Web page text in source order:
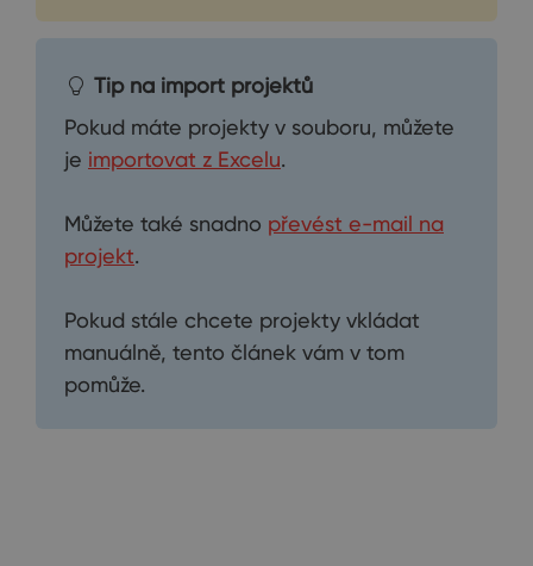
Tip na import projektů
Pokud máte projekty v souboru, můžete
je importovat z Excelu.
Můžete také snadno převést e-mail na
projekt.
Pokud stále chcete projekty vkládat
manuálně, tento článek vám v tom
pomůže.